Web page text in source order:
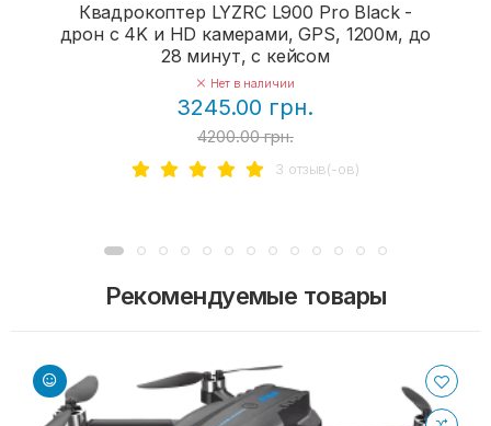
Квадрокоптер LYZRC L900 Pro Black -
дрон с 4K и HD камерами, GPS, 1200м, до
28 минут, с кейсом
Нет в наличии
3245.00 грн.
4200.00 грн.
3 отзыв(-ов)
Рекомендуемые товары